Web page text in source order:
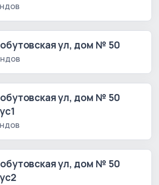
ул, дом № 50
ул, дом № 50
ул, дом № 50